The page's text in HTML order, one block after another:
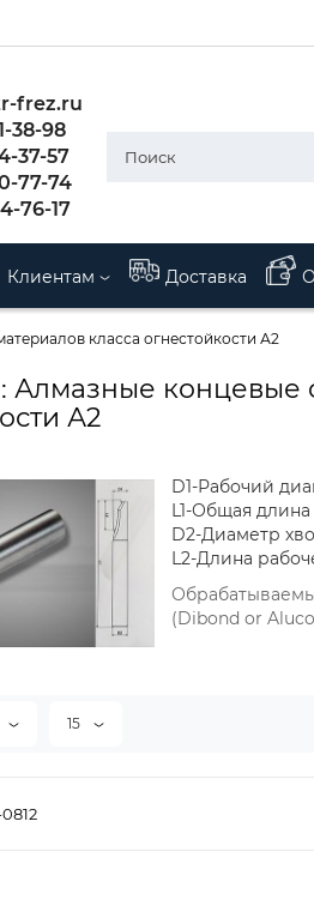
frez.ru
38-98
37-57
77-74
76-17
Клиентам Доставка
класса огнестойкости А2
Алмазные концевые
А2
D1-Рабочий
L1-Общая
D2-Диаметр
L2-Длина
(Dibond or
15